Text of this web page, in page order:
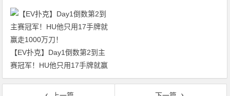
【EV扑克】Day1倒数第2到主
赛冠军！HU他只用17手牌就赢
走1000万刀！